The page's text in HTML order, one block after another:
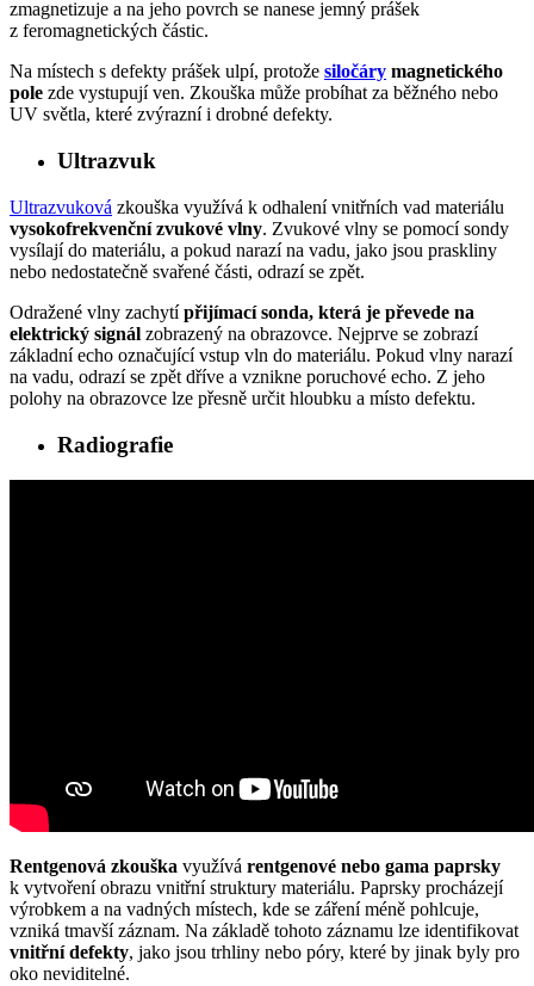
zmagnetizuje a na jeho povrch se nanese jemný prášek
z feromagnetických částic.
Na místech s defekty prášek ulpí, protože siločáry magnetického
pole zde vystupují ven. Zkouška může probíhat za běžného nebo
UV světla, které zvýrazní i drobné defekty.
Ultrazvuk
Ultrazvuková zkouška využívá k odhalení vnitřních vad materiálu
vysokofrekvenční zvukové vlny. Zvukové vlny se pomocí sondy
vysílají do materiálu, a pokud narazí na vadu, jako jsou praskliny
nebo nedostatečně svařené části, odrazí se zpět.
Odražené vlny zachytípřijímací sonda, která je převede na
elektrický signál zobrazený na obrazovce. Nejprve se zobrazí
základní echo označující vstup vln do materiálu. Pokud vlny narazí
na vadu, odrazí se zpět dříve a vznikne poruchové echo. Z jeho
polohy na obrazovce lze přesně určit hloubku a místo defektu.
Radiografie
Rentgenová zkouška využívá rentgenové nebo gama paprsky
k vytvoření obrazu vnitřní struktury materiálu. Paprsky procházejí
výrobkem a na vadných místech, kde se záření méně pohlcuje,
vzniká tmavší záznam. Na základě tohoto záznamu lze identifikovat
vnitřní defekty, jako jsou trhliny nebo póry, které by jinak byly pro
oko neviditelné.